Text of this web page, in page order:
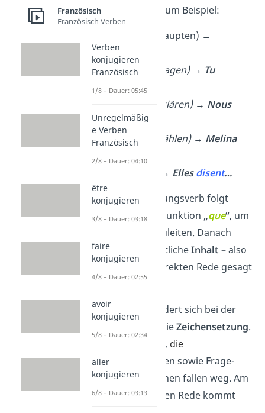
hat. Häufig sind zum Beispiel:
(behaupten) →
J‘affirme
demander (fragen) → Tu
demandes
expliquer (erklären) → Nous
expliquons
raconter (erzählen) → Melina
raconte …
dire (sagen) → Ellesdisent…
Nach dem Einleitungsverb folgt
meistens die Konjunktion „que“, um
die Aussage einzuleiten. Danach
kommt der eigentlicheInhalt – also
das, was in der direkten Rede gesagt
wurde.
Zu guter Letzt ändert sich bei der
indirekten Rede dieZeichensetzung.
Doppelpunkt, die
Anführungszeichen sowie Frage-
oder Ausrufezeichen fallen weg. Am
Ende der indirekten Rede kommt
Französisch
Französisch Verben
Verben
konjugieren
Französisch
1/8 – Dauer: 05:45
Unregelmäßig
e Verben
Französisch
2/8 – Dauer: 04:10
être
konjugieren
3/8 – Dauer: 03:18
faire
konjugieren
4/8 – Dauer: 02:55
avoir
konjugieren
5/8 – Dauer: 02:34
aller
konjugieren
6/8 – Dauer: 03:13